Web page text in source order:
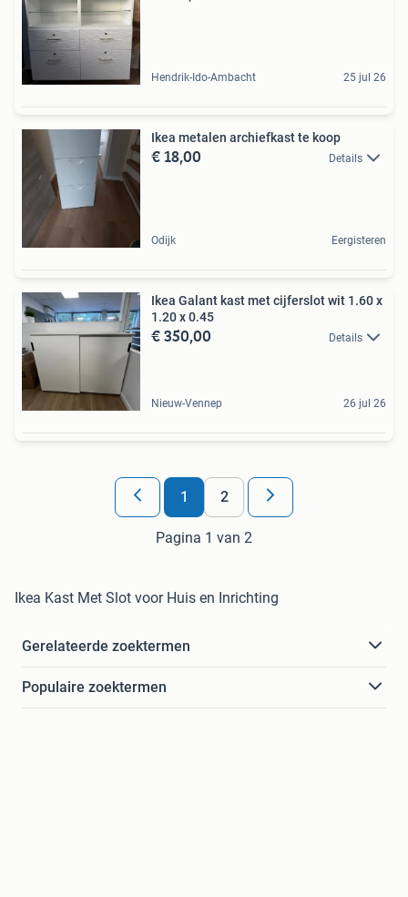
Hendrik-Ido-Ambacht 25 jul 26
Ikea metalen archiefkast te koop
€ 18,00 Details
Odijk Eergisteren
Ikea Galant kast met cijferslot wit 1.60 x
1.20 x 0.45
€ 350,00 Details
Nieuw-Vennep 26 jul 26
1 2
Pagina 1 van 2
Ikea Kast Met Slot voor Huis en Inrichting
Gerelateerde zoektermen
Populaire zoektermen